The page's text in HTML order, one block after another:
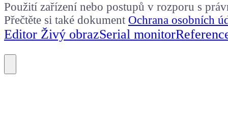
Použití zařízení nebo postupů v rozporu s
Přečtěte si také dokument Ochrana osobních
Editor Živý obrazSerial monitor